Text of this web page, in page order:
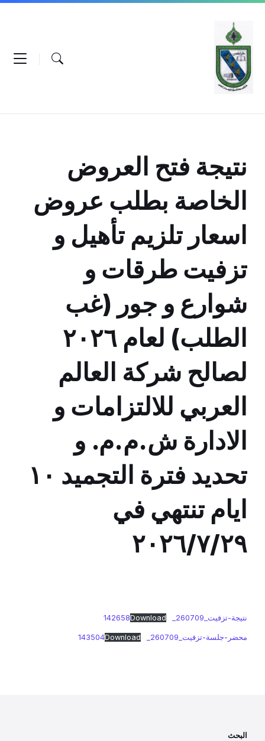
Skip
content
Skip
navigation
Skip
نتيجة فتح العروض
الخاصة بطلب عروض
اسعار تلزيم تأهيل و
تزفيت طرقات و
شوارع و جور (غب
الطلب) لعام ٢٠٢٦
لصالح شركة العالم
العربي للالتزامات و
الادارة ش.م.م. و
تحديد فترة التجميد ١٠
ايام تنتهي في
٢٠٢٦/٧/٢٩
نتيجة-تزفيت_260709_142658 Download
محضر-جلسة-تزفيت_260709_143504 Download
البحث